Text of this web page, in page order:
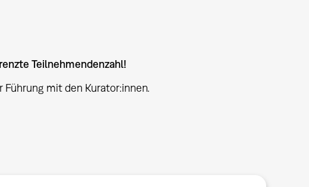
Teilnehmendenzahl!
Führung mit den Kurator:innen.